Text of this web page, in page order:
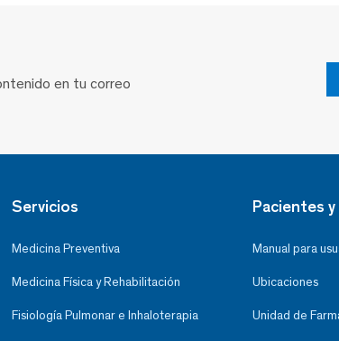
en tu correo
Servicios
Medicina Preventiva
Medicina Física y Rehabilitación
Fisiología Pulmonar e Inhaloterapia
Pacientes
Manual para
Ubicaciones
Unidad de